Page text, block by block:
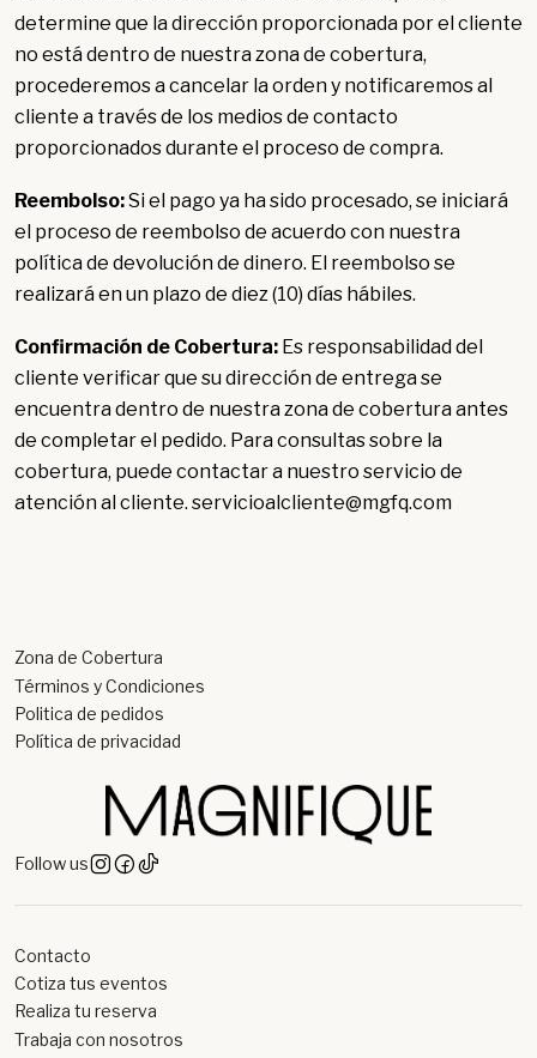
determine que la dirección proporcionada por el cliente
no está dentro de nuestra zona de cobertura,
procederemos a cancelar la orden y notificaremos al
cliente a través de los medios de contacto
proporcionados durante el proceso de compra.
Reembolso:Si el pago ya ha sido procesado, se iniciará
el proceso de reembolso de acuerdo con nuestra
política de devolución de dinero. El reembolso se
realizará en un plazo de diez (10) días hábiles.
Confirmación de Cobertura: Es responsabilidad del
cliente verificar que su dirección de entrega se
encuentra dentro de nuestra zona de cobertura antes
de completar el pedido. Para consultas sobre la
cobertura, puede contactar a nuestro servicio de
atención al cliente. servicioalcliente@mgfq.com
Zona de Cobertura
Términos y Condiciones
Politica de pedidos
Política de privacidad
Follow us
Contacto
Cotiza tus eventos
Realiza tu reserva
Trabaja con nosotros